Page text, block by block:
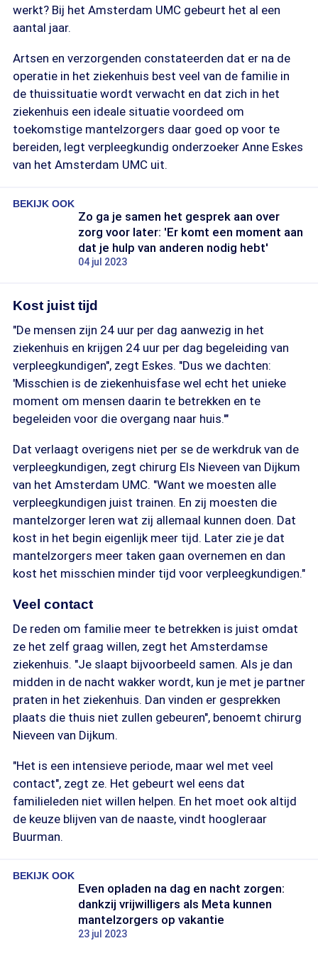
werkt? Bij het Amsterdam UMC gebeurt het al een
aantal jaar.
Artsen en verzorgenden constateerden dat er na de
operatie in het ziekenhuis best veel van de familie in
de thuissituatie wordt verwacht en dat zich in het
ziekenhuis een ideale situatie voordeed om
toekomstige mantelzorgers daar goed op voor te
bereiden, legt verpleegkundig onderzoeker Anne Eskes
van het Amsterdam UMC uit.
BEKIJK OOK
Zo ga je samen het gesprek aan over
zorg voor later: 'Er komt een moment aan
dat je hulp van anderen nodig hebt'
04 jul 2023
Kost juist tijd
"De mensen zijn 24 uur per dag aanwezig in het
ziekenhuis en krijgen 24 uur per dag begeleiding van
verpleegkundigen", zegt Eskes. "Dus we dachten:
'Misschien is de ziekenhuisfase wel echt het unieke
moment om mensen daarin te betrekken en te
begeleiden voor die overgang naar huis.'"
Dat verlaagt overigens niet per se de werkdruk van de
verpleegkundigen, zegt chirurg Els Nieveen van Dijkum
van het Amsterdam UMC. "Want we moesten alle
verpleegkundigen juist trainen. En zij moesten die
mantelzorger leren wat zij allemaal kunnen doen. Dat
kost in het begin eigenlijk meer tijd. Later zie je dat
mantelzorgers meer taken gaan overnemen en dan
kost het misschien minder tijd voor verpleegkundigen."
Veel contact
De reden om familie meer te betrekken is juist omdat
ze het zelf graag willen, zegt het Amsterdamse
ziekenhuis. "Je slaapt bijvoorbeeld samen. Als je dan
midden in de nacht wakker wordt, kun je met je partner
praten in het ziekenhuis. Dan vinden er gesprekken
plaats die thuis niet zullen gebeuren", benoemt chirurg
Nieveen van Dijkum.
"Het is een intensieve periode, maar wel met veel
contact", zegt ze. Het gebeurt wel eens dat
familieleden niet willen helpen. En het moet ook altijd
de keuze blijven van de naaste, vindt hoogleraar
Buurman.
BEKIJK OOK
Even opladen na dag en nacht zorgen:
dankzij vrijwilligers als Meta kunnen
mantelzorgers op vakantie
23 jul 2023